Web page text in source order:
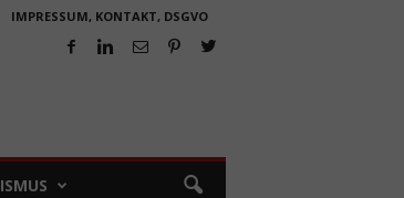
IMPRESSUM, KONTAKT, DSGVO